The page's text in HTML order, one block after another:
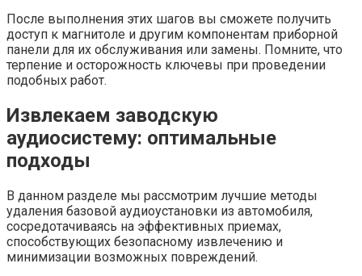
После выполнения этих шагов вы сможете получить
доступ к магнитоле и другим компонентам приборной
панели для их обслуживания или замены. Помните, что
терпение и осторожность ключевы при проведении
подобных работ.
Извлекаем заводскую
аудиосистему: оптимальные
подходы
В данном разделе мы рассмотрим лучшие методы
удаления базовой аудиоустановки из автомобиля,
сосредотачиваясь на эффективных приемах,
способствующих безопасному извлечению и
минимизации возможных повреждений.